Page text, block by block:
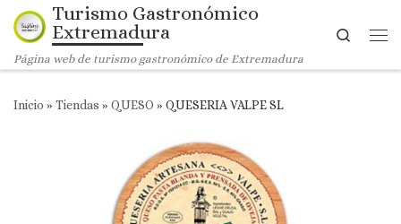
Saltar al contenido
Turismo Gastronómico
Extremadura
Página web de turismo gastronómico de Extremadura
Search
Inicio » Tiendas » QUESO » QUESERIA VALPE SL